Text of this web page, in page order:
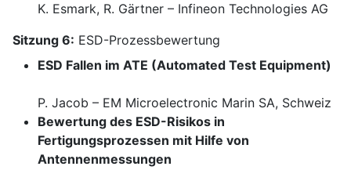
K. Esmark, R. Gärtner – Infineon Technologies AG
Sitzung 6: ESD-Prozessbewertung
ESD Fallen im ATE (Automated Test Equipment)
P. Jacob – EM Microelectronic Marin SA, Schweiz
Bewertung des ESD-Risikos in
Fertigungsprozessen mit Hilfe von
Antennenmessungen